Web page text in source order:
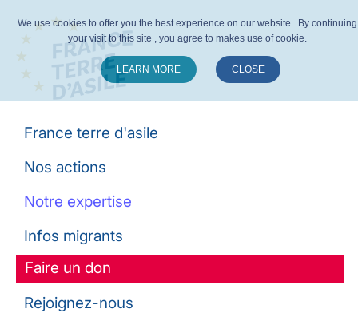
France terre d'asile
Nos actions
Notre expertise
Infos migrants
Faire un don
Rejoignez-nous
We use cookies to offer you the best experience on our website . By continuing
your visit to this site , you agree to makes use of cookie.
LEARN MORE CLOSE